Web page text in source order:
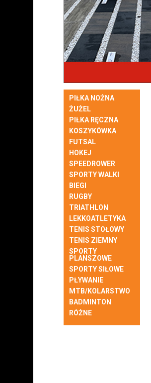
PIŁKA NOŻNA
ŻUŻEL
PIŁKA RĘCZNA
KOSZYKÓWKA
FUTSAL
HOKEJ
SPEEDROWER
SPORTY WALKI
BIEGI
RUGBY
TRIATHLON
LEKKOATLETYKA
TENIS STOŁOWY
TENIS ZIEMNY
SPORTY
PLANSZOWE
SPORTY SIŁOWE
PŁYWANIE
MTB/KOLARSTWO
BADMINTON
RÓŻNE